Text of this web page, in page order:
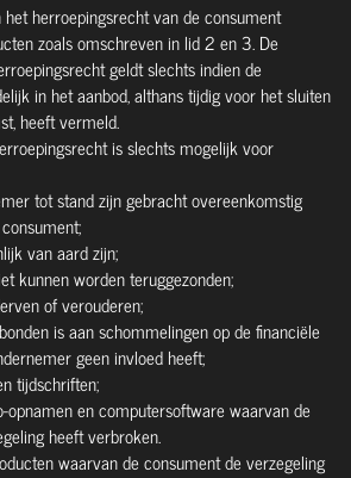
herroepingsrecht van de consument
zoals omschreven in lid 2 en 3. De
geldt slechts indien de
in het aanbod, althans tijdig voor het sluiten
heeft vermeld.
is slechts mogelijk voor
tot stand zijn gebracht overeenkomstig
van aard zijn;
kunnen worden teruggezonden;
of verouderen;
is aan schommelingen op de financiële
geen invloed heeft;
tijdschriften;
opnamen en computersoftware waarvan de
heeft verbroken.
waarvan de consument de verzegeling